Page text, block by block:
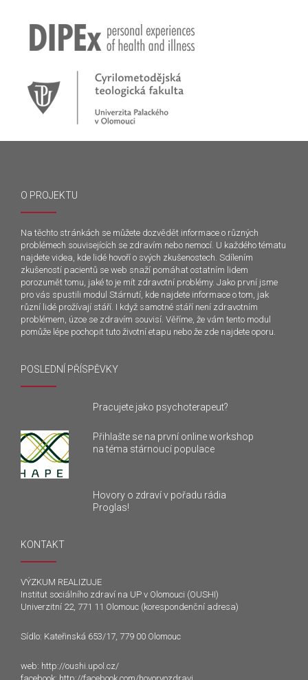
O PROJEKTU
Na těchto stránkách se můžete dozvědět informace o různých
problémech souvisejících se zdravím nebo nemocí. U každého tématu
najdete videa, kde lidé hovoří o svých zkušenostech. Sdílením
zkušeností pacientů se web snaží pomáhat ostatním lidem
porozumět tomu, jaké to je mít zdravotní problémy. Jako první jsme
pro vás spustili modul Stárnutí, kde najdete informace o tom, jak
různí lidé prožívají stáří. I když samotné stáří není zdravotním
problémem, úzce se zdravím souvisí. Věříme, že vám tento modul
pomůže lépe pochopit tuto životní etapu nebo že zde najdete oporu.
POSLEDNÍ PŘÍSPĚVKY
Pracujete jako psychoterapeut?
Přihlašte se na první online workshop
na téma stárnoucí populace
Hovory o zdraví v pořadu rádia
Proglas!
KONTAKT
VÝZKUM REALIZUJE
Institut sociálního zdraví na UP v Olomouci (OUSHI)
Univerzitní 22, 771 11 Olomouc (korespondenční adresa)
Sídlo: Kateřinská 653/17, 779 00 Olomouc
web: http://oushi.upol.cz/